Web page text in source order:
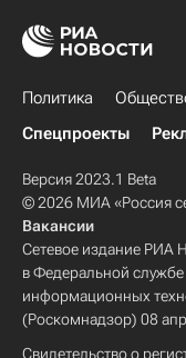
Политика
Спецпроекты
Версия 2023.1 Beta
© 2026 МИА «Россия
Вакансии
Сетевое издание РИА
в Федеральной
информационных
(Роскомнадзор) 08
Свидетельство о